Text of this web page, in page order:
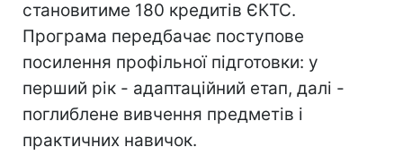
становитиме 180 кредитів ЄКТС.
Програма передбачає поступове
посилення профільної підготовки: у
перший рік - адаптаційний етап, далі -
поглиблене вивчення предметів і
практичних навичок.